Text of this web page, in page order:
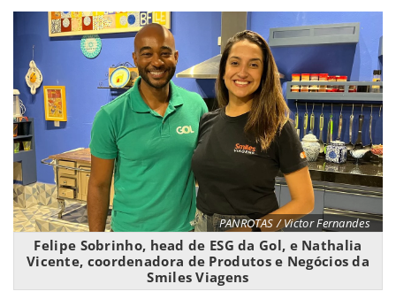
PANROTAS / Victor Fernandes
Felipe Sobrinho, head de ESG da Gol, e Nathalia
Vicente, coordenadora de Produtos e Negócios da
Smiles Viagens